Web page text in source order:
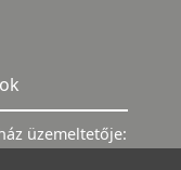
üzemeltetője: